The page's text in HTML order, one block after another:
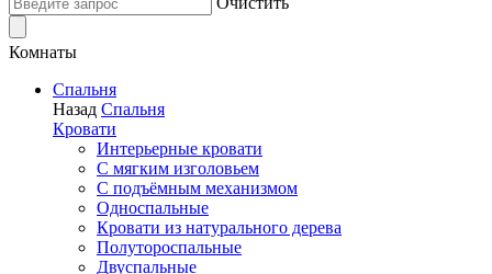
Комнаты
Спальня
Назад Спальня
Кровати
Интерьерные кровати
С мягким изголовьем
С подъёмным механизмом
Односпальные
Кровати из натурального дерева
Полутороспальные
Двуспальные